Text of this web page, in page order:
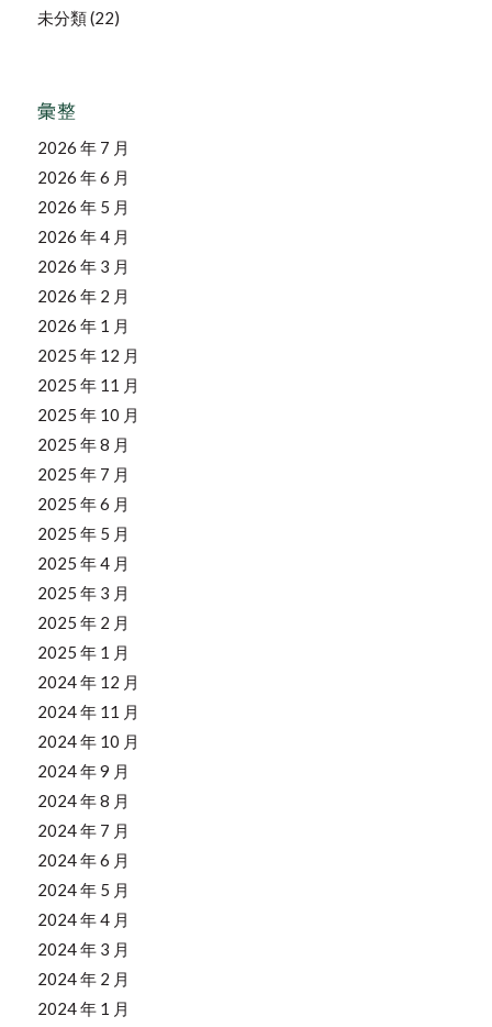
未分類(22)
彙整
2026 年 7 月
2026 年 6 月
2026 年 5 月
2026 年 4 月
2026 年 3 月
2026 年 2 月
2026 年 1 月
2025 年 12 月
2025 年 11 月
2025 年 10 月
2025 年 8 月
2025 年 7 月
2025 年 6 月
2025 年 5 月
2025 年 4 月
2025 年 3 月
2025 年 2 月
2025 年 1 月
2024 年 12 月
2024 年 11 月
2024 年 10 月
2024 年 9 月
2024 年 8 月
2024 年 7 月
2024 年 6 月
2024 年 5 月
2024 年 4 月
2024 年 3 月
2024 年 2 月
2024 年 1 月